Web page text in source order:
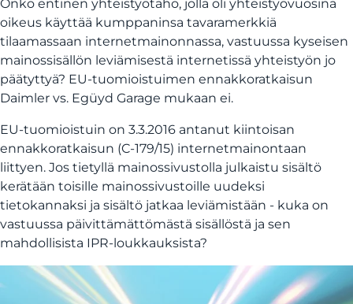
Onko entinen yhteistyötaho, jolla oli yhteistyövuosina
oikeus käyttää kumppaninsa tavaramerkkiä
tilaamassaan internetmainonnassa, vastuussa kyseisen
mainossisällön leviämisestä internetissä yhteistyön jo
päätyttyä? EU-tuomioistuimen ennakkoratkaisun
Daimler vs. Egüyd Garage mukaan ei.
EU-tuomioistuin on 3.3.2016 antanut kiintoisan
ennakkoratkaisun (C-179/15) internetmainontaan
liittyen. Jos tietyllä mainossivustolla julkaistu sisältö
kerätään toisille mainossivustoille uudeksi
tietokannaksi ja sisältö jatkaa leviämistään - kuka on
vastuussa päivittämättömästä sisällöstä ja sen
mahdollisista IPR-loukkauksista?